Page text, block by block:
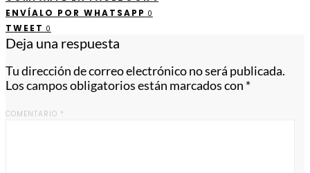
ENVÍALO POR WHATSAPP 0
TWEET 0
Deja una respuesta
Tu dirección de correo electrónico no será publicada.
Los campos obligatorios están marcados con *
COMENTARIO *